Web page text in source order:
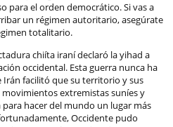
para el orden democrático. Si vas a
un régimen autoritario, asegúrate
totalitario.
chiíta iraní declaró la yihad a
occidental. Esta guerra nunca ha
Irán facilitó que su territorio y sus
movimientos extremistas suníes y
hacer del mundo un lugar más
Occidente pudo